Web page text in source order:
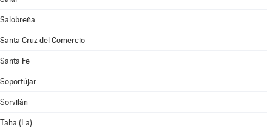
Salobreña
Santa Cruz del Comercio
Santa Fe
Soportújar
Sorvilán
Taha (La)